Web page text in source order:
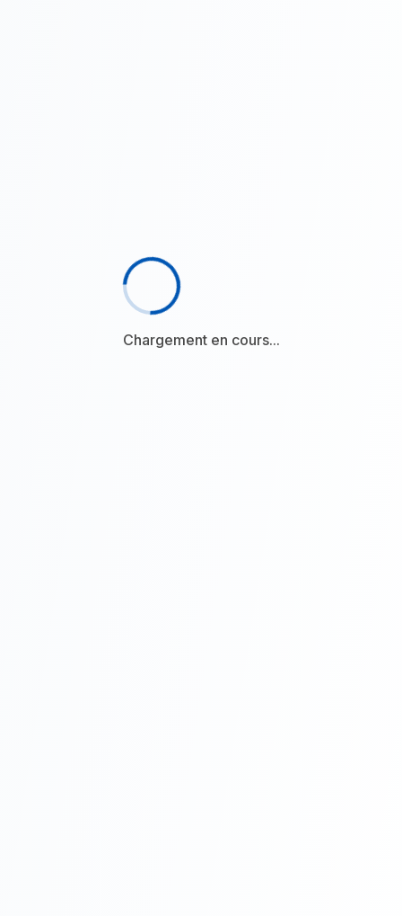
Chargement en cours...